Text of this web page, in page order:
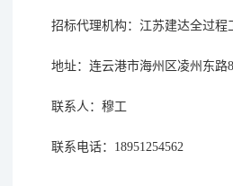
招标代理机构：江苏建达全过程
地址：连云港市海州区凌州东路
联系 人 ： 穆工
联系电话： 18951254562